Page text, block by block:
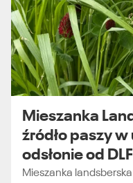
Mieszanka
źródło paszy
odsłonie od DLF
Mieszanka